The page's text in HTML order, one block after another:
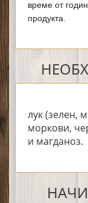
време от
продукта.
лук (зелен,
моркови,
и магданоз.